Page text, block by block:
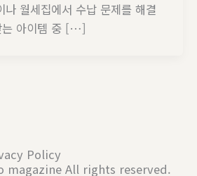
나 월세집에서 수납 문제를 해결
는 아이템 중 […]
Policy
All rights reserved.